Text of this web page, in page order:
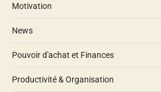
Motivation
News
Pouvoir d'achat et Finances
Productivité & Organisation